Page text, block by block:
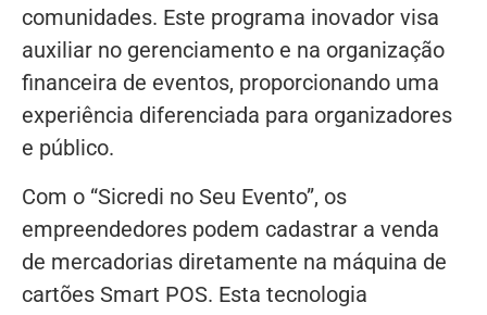
comunidades. Este programa inovador visa
auxiliar no gerenciamento e na organização
financeira de eventos, proporcionando uma
experiência diferenciada para organizadores
e público.
Com o “Sicredi no Seu Evento”, os
empreendedores podem cadastrar a venda
de mercadorias diretamente na máquina de
cartões Smart POS. Esta tecnologia